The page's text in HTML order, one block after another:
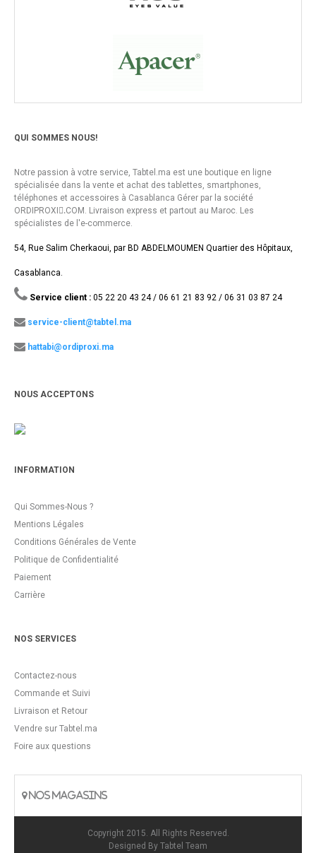
QUI SOMMES NOUS!
Notre passion à votre service, Tabtel.ma est une boutique en ligne
spécialisée dans la vente et achat des tablettes, smartphones,
téléphones et accessoires à Casablanca Gérer par la société
ORDIPROXI.ِCOM. Livraison express et partout au Maroc. Les
spécialistes de l'e-commerce.
54, Rue Salim Cherkaoui, par BD ABDELMOUMEN Quartier des Hôpitaux,
Casablanca.
Service client : 05 22 20 43 24 / 06 61 21 83 92 / 06 31 03 87 24
service-client@tabtel.ma
hattabi@ordiproxi.ma
NOUS ACCEPTONS
INFORMATION
Qui Sommes-Nous ?
Mentions Légales
Conditions Générales de Vente
Politique de Confidentialité
Paiement
Carrière
NOS SERVICES
Contactez-nous
Commande et Suivi
Livraison et Retour
Vendre sur Tabtel.ma
Foire aux questions
NOS MAGASINS
Copyright 2015. All Rights Reserved.
Designed By Tabtel Team